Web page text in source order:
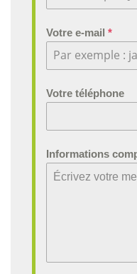
Votre e-mail *
Votre téléphone
Informations